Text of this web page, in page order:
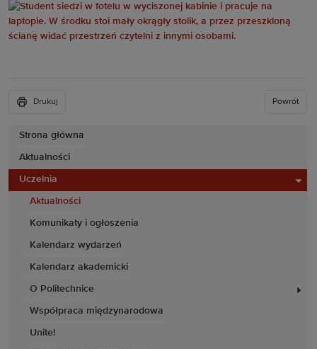
Strona główna
Aktualności
Uczelnia
Aktualności
Komunikaty i ogłoszenia
Kalendarz wydarzeń
Kalendarz akademicki
O Politechnice
Współpraca międzynarodowa
Unite!
Drukuj Powrót